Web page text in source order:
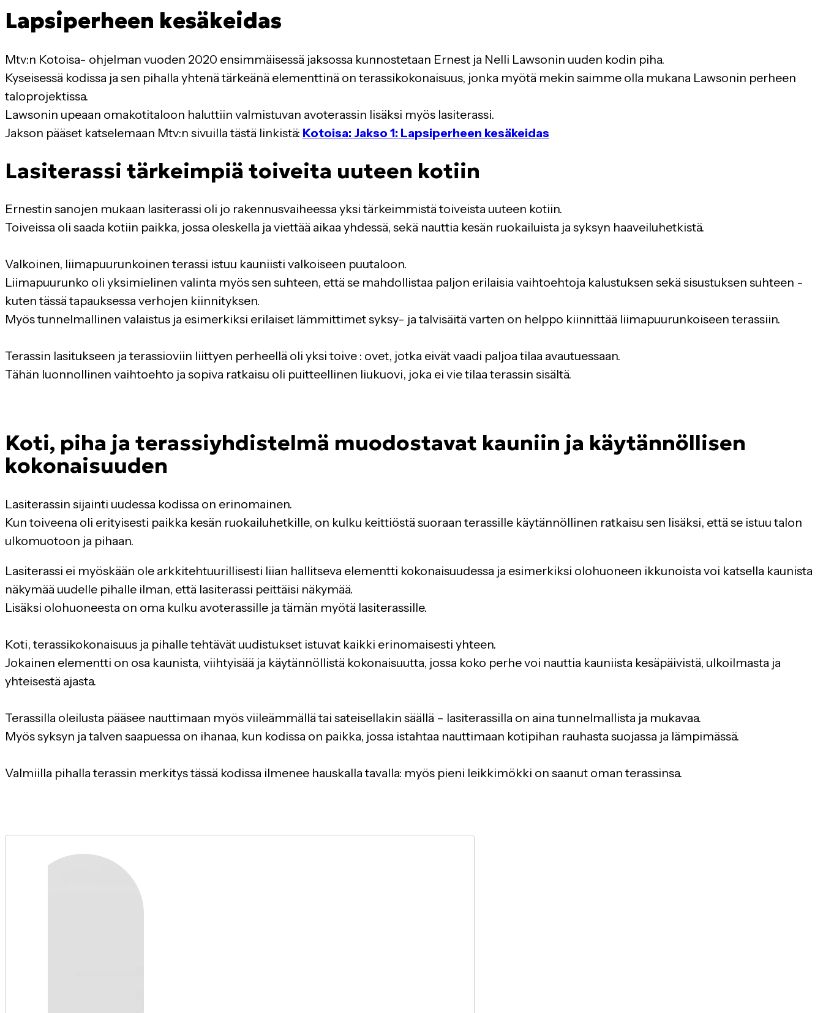
Lapsiperheen kesäkeidas
Mtv:n Kotoisa- ohjelman vuoden 2020 ensimmäisessä jaksossa kunnostetaan Ernest ja Nelli Lawsonin uuden kodin piha.
Kyseisessä kodissa ja sen pihalla yhtenä tärkeänä elementtinä on terassikokonaisuus, jonka myötä mekin saimme olla mukana Lawsonin perheen
taloprojektissa.
Lawsonin upeaan omakotitaloon haluttiin valmistuvan avoterassin lisäksi myös lasiterassi.
Jakson pääset katselemaan Mtv:n sivuilla tästä linkistä: Kotoisa: Jakso 1: Lapsiperheen kesäkeidas
Lasiterassi tärkeimpiä toiveita uuteen kotiin
Ernestin sanojen mukaan lasiterassi oli jo rakennusvaiheessa yksi tärkeimmistä toiveista uuteen kotiin.
Toiveissa oli saada kotiin paikka, jossa oleskella ja viettää aikaa yhdessä, sekä nauttia kesän ruokailuista ja syksyn haaveiluhetkistä.
Valkoinen, liimapuurunkoinen terassi istuu kauniisti valkoiseen puutaloon.
Liimapuurunko oli yksimielinen valinta myös sen suhteen, että se mahdollistaa paljon erilaisia vaihtoehtoja kalustuksen sekä sisustuksen suhteen -
kuten tässä tapauksessa verhojen kiinnityksen.
Myös tunnelmallinen valaistus ja esimerkiksi erilaiset lämmittimet syksy- ja talvisäitä varten on helppo kiinnittää liimapuurunkoiseen terassiin.
Terassin lasitukseen ja terassioviin liittyen perheellä oli yksi toive : ovet, jotka eivät vaadi paljoa tilaa avautuessaan.
Tähän luonnollinen vaihtoehto ja sopiva ratkaisu oli puitteellinen liukuovi, joka ei vie tilaa terassin sisältä.
Koti, piha ja terassiyhdistelmä muodostavat kauniin ja käytännöllisen
kokonaisuuden
Lasiterassin sijainti uudessa kodissa on erinomainen.
Kun toiveena oli erityisesti paikka kesän ruokailuhetkille, on kulku keittiöstä suoraan terassille käytännöllinen ratkaisu sen lisäksi, että se istuu talon
ulkomuotoon ja pihaan.
Lasiterassi ei myöskään ole arkkitehtuurillisesti liian hallitseva elementti kokonaisuudessa ja esimerkiksi olohuoneen ikkunoista voi katsella kaunista
näkymää uudelle pihalle ilman, että lasiterassi peittäisi näkymää.
Lisäksi olohuoneesta on oma kulku avoterassille ja tämän myötä lasiterassille.
Koti, terassikokonaisuus ja pihalle tehtävät uudistukset istuvat kaikki erinomaisesti yhteen.
Jokainen elementti on osa kaunista, viihtyisää ja käytännöllistä kokonaisuutta, jossa koko perhe voi nauttia kauniista kesäpäivistä, ulkoilmasta ja
yhteisestä ajasta.
Terassilla oleilusta pääsee nauttimaan myös viileämmällä tai sateisellakin säällä – lasiterassilla on aina tunnelmallista ja mukavaa.
Myös syksyn ja talven saapuessa on ihanaa, kun kodissa on paikka, jossa istahtaa nauttimaan kotipihan rauhasta suojassa ja lämpimässä.
Valmiilla pihalla terassin merkitys tässä kodissa ilmenee hauskalla tavalla: myös pieni leikkimökki on saanut oman terassinsa.